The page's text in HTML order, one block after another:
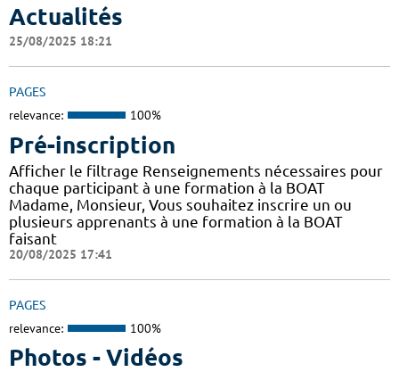
Actualités
25/08/2025 18:21
PAGES
relevance: 100%
Pré-inscription
Afficher le filtrage Renseignements nécessaires pour
chaque participant à une formation à la BOAT
Madame, Monsieur, Vous souhaitez inscrire un ou
plusieurs apprenants à une formation à la BOAT
faisant
20/08/2025 17:41
PAGES
relevance: 100%
Photos - Vidéos